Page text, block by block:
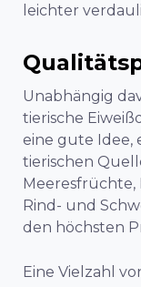
leichter
Unabhängig
tierische
eine gute Idee,
tierischen
Meeresfrüchte,
Rind- und
den höchsten
Eine Vielzahl